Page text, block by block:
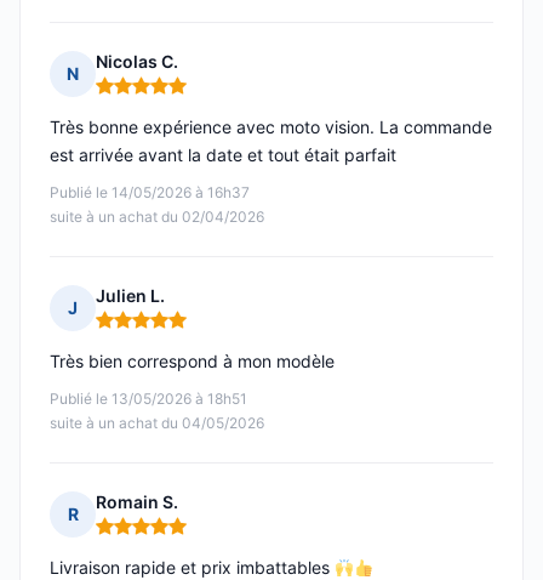
N
Nicolas C.
Note : 5 sur 5
Publié le 14/05/2026 à 16h37
suite à un achat du 02/04/2026
Très bonne expérience avec moto vision. La commande
est arrivée avant la date et tout était parfait
J
Julien L.
Note : 5 sur 5
Publié le 13/05/2026 à 18h51
suite à un achat du 04/05/2026
Très bien correspond à mon modèle
R
Romain S.
Note : 5 sur 5
Livraison rapide et prix imbattables